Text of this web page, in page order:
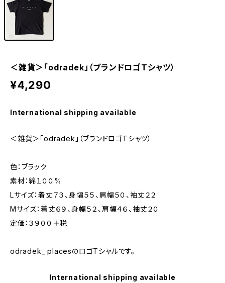
＜雑貨＞「odradek」（ブランドロゴTシャツ）
¥4,290
International shipping available
＜雑貨＞「odradek」（ブランドロゴTシャツ）
色：ブラック
素材：綿１００%
Lサイズ：着丈７３、身幅５５、肩幅５０、袖丈２２
Mサイズ：着丈６９、身幅５２、肩幅４６、袖丈２０
定価：３９００＋税
odradek_ placesのロゴTシャルです。
International shipping available